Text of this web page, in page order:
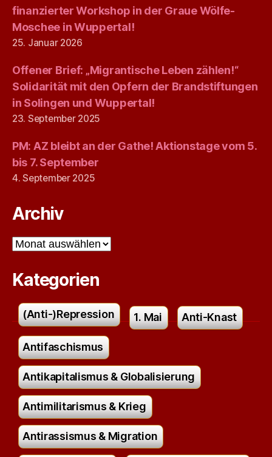
finanzierter Workshop in der Graue Wölfe-
Moschee in Wuppertal!
25. Januar 2026
Offener Brief: „Migrantische Leben zählen!“
Solidarität mit den Opfern der Brandstiftungen
in Solingen und Wuppertal!
23. September 2025
PM: AZ bleibt an der Gathe! Aktionstage vom 5.
bis 7. September
4. September 2025
Archiv
Archiv
Kategorien
(Anti-)Repression 1. Mai Anti-Knast
Antifaschismus
Antikapitalismus & Globalisierung
Antimilitarismus & Krieg
Antirassismus & Migration